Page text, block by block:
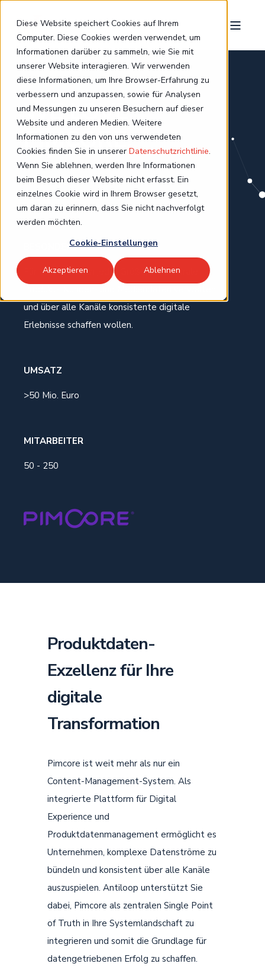
Diese Website speichert Cookies auf Ihrem
Computer. Diese Cookies werden verwendet, um
Informationen darüber zu sammeln, wie Sie mit
unserer Website interagieren. Wir verwenden
diese Informationen, um Ihre Browser-Erfahrung zu
verbessern und anzupassen, sowie für Analysen
und Messungen zu unseren Besuchern auf dieser
Website und anderen Medien. Weitere
Informationen zu den von uns verwendeten
Cookies finden Sie in unserer Datenschutzrichtlinie.
Wenn Sie ablehnen, werden Ihre Informationen
beim Besuch dieser Website nicht erfasst. Ein
einzelnes Cookie wird in Ihrem Browser gesetzt,
um daran zu erinnern, dass Sie nicht nachverfolgt
werden möchten.
Cookie-Einstellungen
Akzeptieren Ablehnen
WE LOVE
PIMCORE.
BESONDERS GEEIGENT FÜR
Für Unternehmen jeder Größe, die zentrale
und über alle Kanäle konsistente digitale
Erlebnisse schaffen wollen.
UMSATZ
>50 Mio. Euro
MITARBEITER
50 - 250
Produktdaten-
Exzellenz für Ihre
digitale
Transformation
Pimcore ist weit mehr als nur ein
Content-Management-System. Als
integrierte Plattform für Digital
Experience und
Produktdatenmanagement ermöglicht es
Unternehmen, komplexe Datenströme zu
bündeln und konsistent über alle Kanäle
auszuspielen. Antiloop unterstützt Sie
dabei, Pimcore als zentralen Single Point
of Truth in Ihre Systemlandschaft zu
integrieren und somit die Grundlage für
datengetriebenen Erfolg zu schaffen.